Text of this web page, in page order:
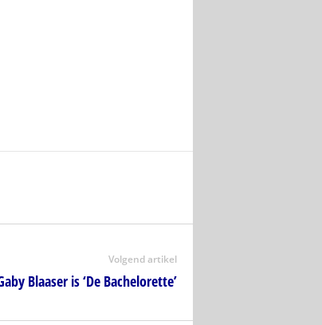
Volgend artikel
Blaaser is ‘De Bachelorette’